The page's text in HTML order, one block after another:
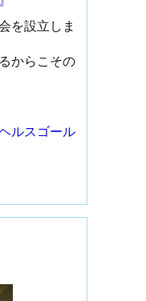
を設立しま
からこその
ルスゴール